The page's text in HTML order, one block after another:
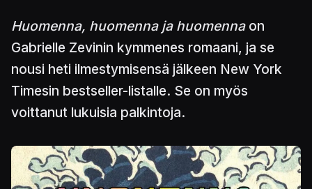
Huomenna, huomenna ja huomennaon
Gabrielle Zevinin kymmenes romaani, ja se
nousi heti ilmestymisensä jälkeen New York
Timesin bestseller-listalle. Se on myös
voittanut lukuisia palkintoja.
Kuva